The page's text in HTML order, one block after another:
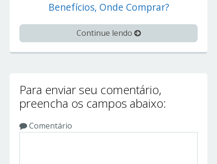
Benefícios, Onde Comprar?
Continue lendo
Para enviar seu comentário,
preencha os campos abaixo:
Comentário